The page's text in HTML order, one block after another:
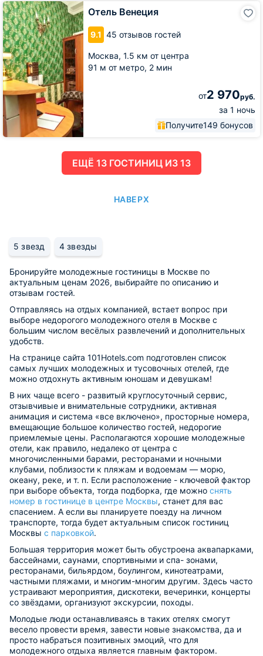
Отель Венеция
9.1 45 отзывов гостей
Москва, 1.5 км от центра
91 м от метро, 2 мин
от2 970руб.
за 1 ночь
Получите149 бонусов
Отель
Венеция
ЕЩË 13 ГОСТИНИЦ ИЗ 13
НАВЕРХ
5 звезд 4 звезды
Бронируйте молодежные гостиницы в Москве по
актуальным ценам 2026, выбирайте по описанию и
отзывам гостей.
Отправляясь на отдых компанией, встает вопрос при
выборе недорогого молодежного отеля в Москве с
большим числом весёлых развлечений и дополнительных
удобств.
На странице сайта 101Hotels.com подготовлен список
самых лучших молодежных и тусовочных отелей, где
можно отдохнуть активным юношам и девушкам!
В них чаще всего - развитый круглосуточный сервис,
отзывчивые и внимательные сотрудники, активная
анимация и система «все включено», просторные номера,
вмещающие большое количество гостей, недорогие
приемлемые цены. Располагаются хорошие молодежные
отели, как правило, недалеко от центра с
многочисленными барами, ресторанами и ночными
клубами, поблизости к пляжам и водоемам — морю,
океану, реке, и т. п. Если расположение - ключевой фактор
при выборе объекта, тогда подборка, где можно снять
номер в гостинице в центре Москвы, станет для вас
спасением. А если вы планируете поезду на личном
транспорте, тогда будет актуальным список гостиниц
Москвы с парковкой.
Большая территория может быть обустроена аквапарками,
бассейнами, саунами, спортивными и спа- зонами,
ресторанами, бильярдом, боулингом, кинотеатрами,
частными пляжами, и многим-многим другим. Здесь часто
устраивают мероприятия, дискотеки, вечеринки, концерты
со звёздами, организуют экскурсии, походы.
Молодые люди останавливаясь в таких отелях смогут
весело провести время, завести новые знакомства, да и
просто набраться позитивных эмоций, что для
молодежного отдыха является главным фактором.